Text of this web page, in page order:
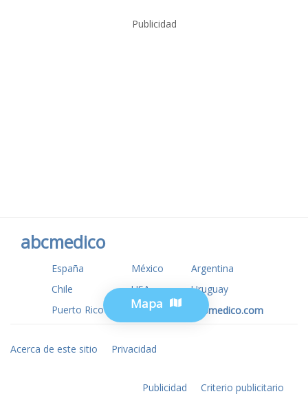
Mapa
Publicidad
abcmedico
España México
Argentina
Chile
USA
Uruguay
Puerto Rico
www.tuotromedico.com
Acerca de este sitio Privacidad
Publicidad Criterio publicitario